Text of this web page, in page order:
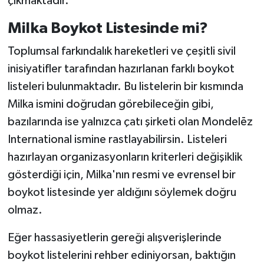
Milka Boykot Listesinde mi?
Toplumsal farkındalık hareketleri ve çeşitli sivil
inisiyatifler tarafından hazırlanan farklı boykot
listeleri bulunmaktadır. Bu listelerin bir kısmında
Milka ismini doğrudan görebileceğin gibi,
bazılarında ise yalnızca çatı şirketi olan Mondelēz
International ismine rastlayabilirsin. Listeleri
hazırlayan organizasyonların kriterleri değişiklik
gösterdiği için, Milka'nın resmi ve evrensel bir
boykot listesinde yer aldığını söylemek doğru
olmaz.
Eğer hassasiyetlerin gereği alışverişlerinde
boykot listelerini rehber ediniyorsan, baktığın